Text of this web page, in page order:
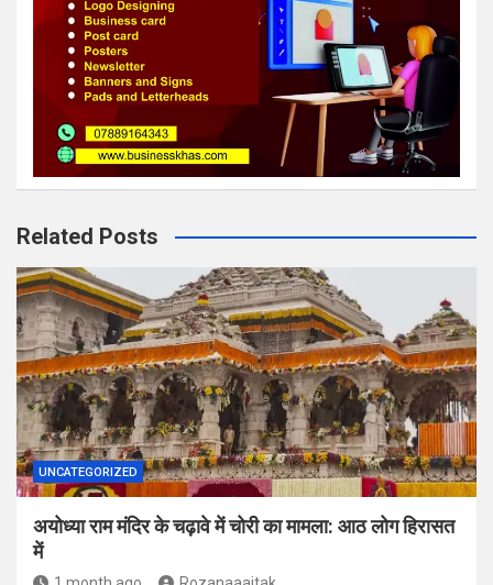
Related Posts
UNCATEGORIZED
अयोध्या राम मंदिर के चढ़ावे में चोरी का मामला: आठ लोग हिरासत
में